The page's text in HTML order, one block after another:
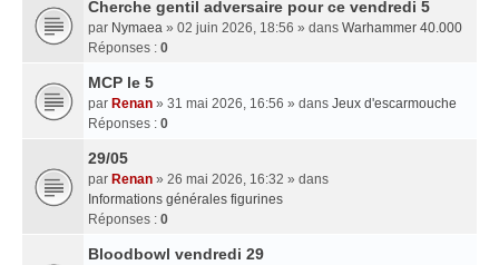
Cherche gentil adversaire pour ce vendredi 5
par Nymaea » 02 juin 2026, 18:56 » dans Warhammer 40.000
Réponses : 0
MCP le 5
par Renan » 31 mai 2026, 16:56 » dans Jeux d'escarmouche
Réponses : 0
29/05
par Renan » 26 mai 2026, 16:32 » dans
Informations générales figurines
Réponses : 0
Bloodbowl vendredi 29